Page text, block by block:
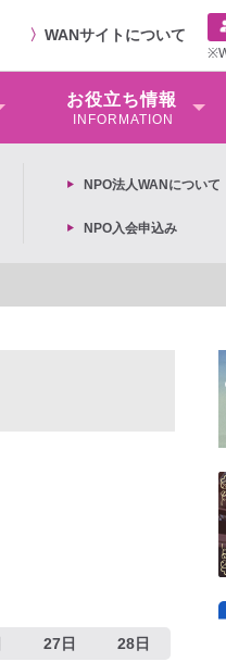
〉 WANサイトについて
お役⽴ち情報
INFORMATION
NPO法⼈WANについて
NPO入会申込み
27日 28日